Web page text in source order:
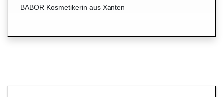
BABOR Kosmetikerin aus Xanten